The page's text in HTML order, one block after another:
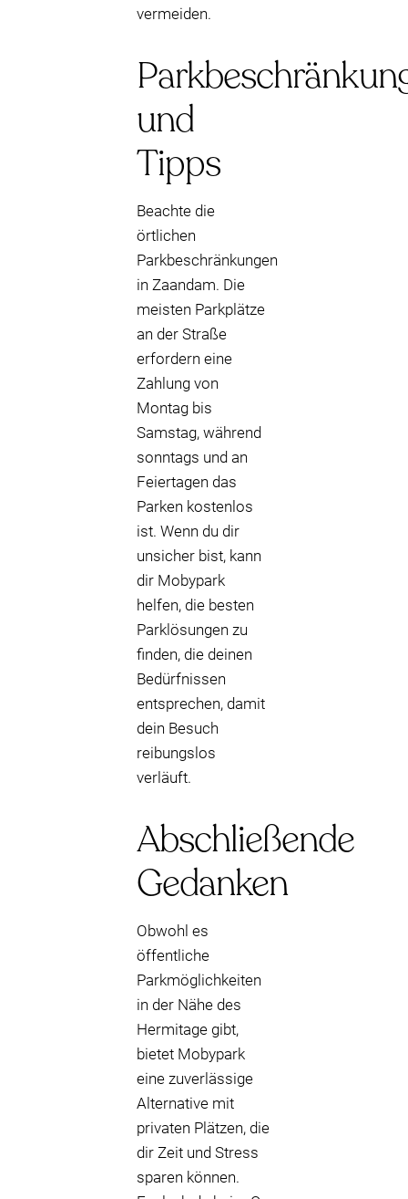
vermeiden.
und
Tipps
Beachte die
örtlichen
Parkbeschränkungen
in Zaandam. Die
meisten Parkplätze
an der Straße
erfordern eine
Zahlung von
Montag bis
Samstag, während
sonntags und an
Feiertagen das
Parken kostenlos
ist. Wenn du dir
unsicher bist, kann
dir Mobypark
helfen, die besten
Parklösungen zu
finden, die deinen
Bedürfnissen
entsprechen, damit
dein Besuch
reibungslos
verläuft.
Abschließende
Gedanken
Obwohl es
öffentliche
Parkmöglichkeiten
in der Nähe des
Hermitage gibt,
bietet Mobypark
eine zuverlässige
Alternative mit
privaten Plätzen, die
dir Zeit und Stress
sparen können.